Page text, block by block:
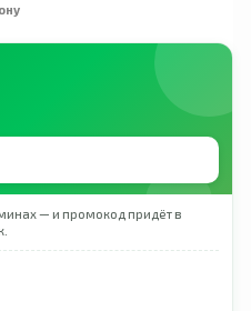
— и промокод придёт в